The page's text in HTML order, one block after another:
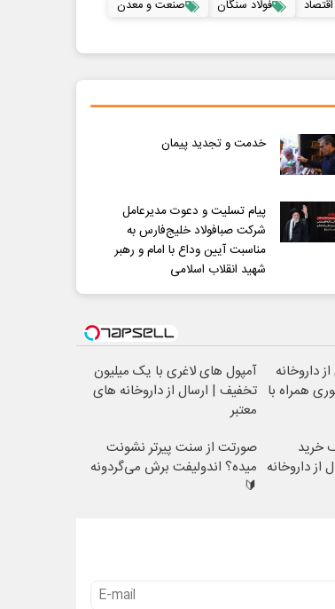
فولاد سنگان
صنعت و معدن
خدمت و تجدید پیمان
پیام تسلیت و دعوت مدیرعامل
شرکت صبافولاد خلیج‌فارس به
مناسبت آیین وداع با امام و رهبر
شهید انقلاب اسلامی
داروخانه
همراه با
آمپول های لاغری با یک میلیون
تخفیف | ارسال از داروخانه های
معتبر
خرید
از داروخانه
صورتت از سنت پیرتر نشونت
میده؟ اندولیفت برش می‌گردونه
🔰